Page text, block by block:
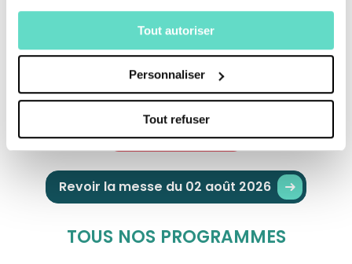
Tout autoriser
Personnaliser
Tout refuser
Je fais un don
Revoir la messe du 02 août 2026
TOUS NOS PROGRAMMES